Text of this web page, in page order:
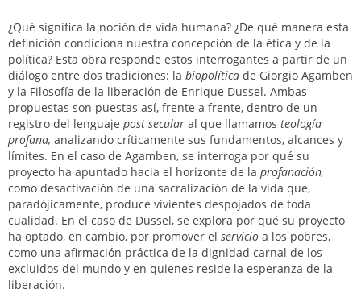
¿Qué significa la noción de vida humana? ¿De qué manera esta
definición condiciona nuestra concepción de la ética y de la
política? Esta obra responde estos interrogantes a partir de un
diálogo entre dos tradiciones: la biopolítica de Giorgio Agamben
y la Filosofía de la liberación de Enrique Dussel. Ambas
propuestas son puestas así, frente a frente, dentro de un
registro del lenguaje post secular al que llamamos teología
profana, analizando críticamente sus fundamentos, alcances y
límites. En el caso de Agamben, se interroga por qué su
proyecto ha apuntado hacia el horizonte de la profanación,
como desactivación de una sacralización de la vida que,
paradójicamente, produce vivientes despojados de toda
cualidad. En el caso de Dussel, se explora por qué su proyecto
ha optado, en cambio, por promover el servicio a los pobres,
como una afirmación práctica de la dignidad carnal de los
excluidos del mundo y en quienes reside la esperanza de la
liberación.